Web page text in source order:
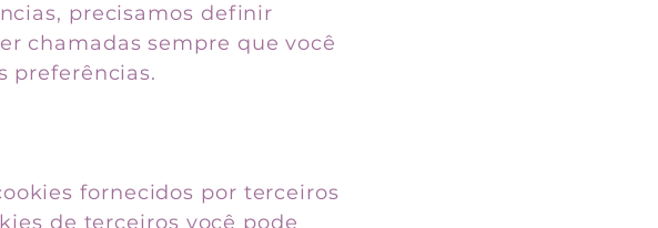
precisamos definir
chamadas sempre que você
preferências.
fornecidos por terceiros
de terceiros você pode